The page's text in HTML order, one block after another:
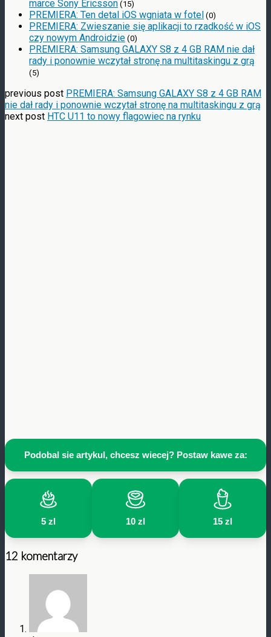
marce Sony Ericsson (15)
PREMIERA: Ten detal iOS wgniata w fotel (0)
PREMIERA: Zwieszanie się aplikacji to rzadkość w iOS
czy nowym Androidzie (0)
PREMIERA: Samsung GALAXY S8 z 4 GB RAM nie dał
rady i ponownie wczytał stronę na multitaskingu z grą
(5)
previous post PREMIERA: Samsung GALAXY S8 z 4 GB RAM
nie dał rady i ponownie wczytał stronę na multitaskingu z grą
next post HTC U11 to nowy flagowiec na rynku
Podobal sie artykul, chcesz wiecej? Postaw kawe za:
5 zl 10 zl 15 zl
12 komentarzy